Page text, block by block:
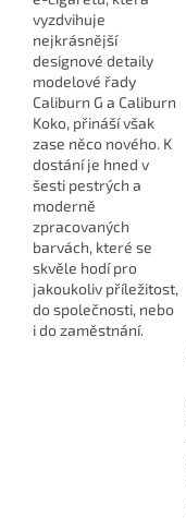
vyzdvihuje
nejkrásnější
designové detaily
modelové řady
Caliburn G a Caliburn
Koko, přináší však
zase něco nového. K
dostání je hned v
šesti pestrých a
moderně
zpracovaných
barvách, které se
skvěle hodí pro
jakoukoliv příležitost,
do společnosti, nebo
i do zaměstnání.